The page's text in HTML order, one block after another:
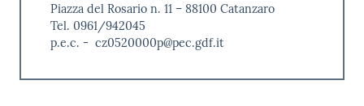
Piazza del Rosario n. 11 – 88100 Catanzaro
Tel. 0961/942045
p.e.c. - cz0520000p@pec.gdf.it